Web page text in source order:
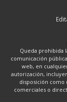
Queda prohibida
comunicación
web, en
autorización,
disposición como
comerciales o